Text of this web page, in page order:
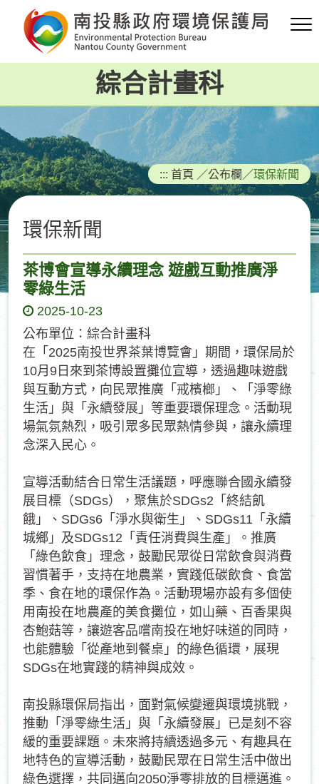
要
容
區
塊
綜合計畫科
::: 首頁 ／公布欄 ／環保新聞
環保新聞
茶博會宣導永續理念 遊戲互動推廣淨
零綠生活
2025-10-23
公布單位：綜合計畫科
在「2025南投世界茶葉博覽會」期間，環保局於
10月9日來到茶博設置攤位宣導，透過趣味遊戲
與互動方式，向民眾推廣「戒檳榔」、「淨零綠
生活」與「永續發展」等重要環保理念。活動現
場氣氛熱烈，吸引眾多民眾熱情參與，讓永續理
念深入民心。
宣導活動結合日常生活議題，呼應聯合國永續發
展目標（SDGs），聚焦於SDGs2「終結飢
餓」、SDGs6「淨水與衛生」、SDGs11「永續
城鄉」及SDGs12「責任消費與生產」。推廣
「綠色飲食」理念，鼓勵民眾從日常飲食與消費
習慣著手，支持在地農業，實踐低碳飲食、食當
季、食在地的環保作為。活動現場亦設有多個使
用南投在地農產的美食攤位，如山藥、百香果與
杏鮑菇等，讓遊客品嚐南投在地好味道的同時，
也能體驗「從產地到餐桌」的綠色循環，展現
SDGs在地實踐的精神與成效。
南投縣環保局指出，面對氣候變遷與環境挑戰，
推動「淨零綠生活」與「永續發展」已是刻不容
緩的重要課題。未來將持續透過多元、有趣具在
地特色的宣導活動，鼓勵民眾在日常生活中做出
綠色選擇，共同邁向2050淨零排放的目標邁進。